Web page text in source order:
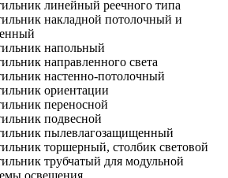
линейный реечного типа
накладной потолочный и
напольный
направленного света
настенно-потолочный
ориентации
переносной
подвесной
пылевлагозащищенный
торшерный, столбик световой
трубчатый для модульной
освещения